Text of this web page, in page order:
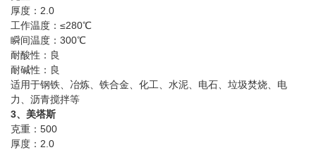
厚度：2.0
工作温度：≤280℃
瞬间温度：300℃
耐酸性：良
耐碱性：良
适用于钢铁、冶炼、铁合金、化工、水泥、电石、垃圾焚烧、电
力、沥青搅拌等
3、美塔斯
克重：500
厚度：2.0